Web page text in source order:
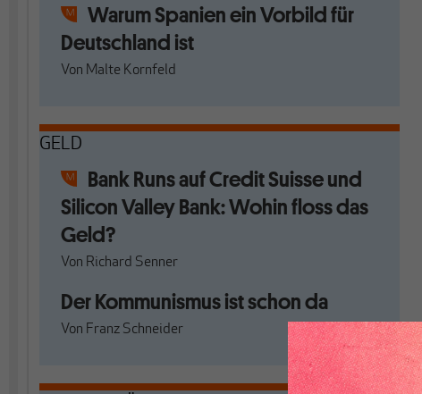
Warum Spanien ein Vorbild für
Deutschland ist
Von Malte Kornfeld
GELD
Bank Runs auf Credit Suisse und
Silicon Valley Bank: Wohin floss das
Geld?
Von Richard Senner
Der Kommunismus ist schon da
Von Franz Schneider